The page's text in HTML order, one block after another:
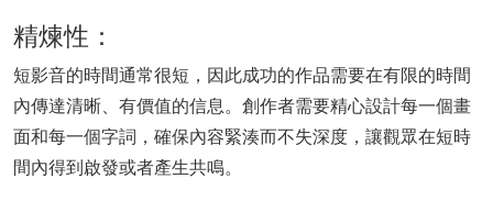
精煉性：
短影音的時間通常很短，因此成功的作品需要在有限的時間
內傳達清晰、有價值的信息。創作者需要精心設計每一個畫
面和每一個字詞，確保內容緊湊而不失深度，讓觀眾在短時
間內得到啟發或者產生共鳴。